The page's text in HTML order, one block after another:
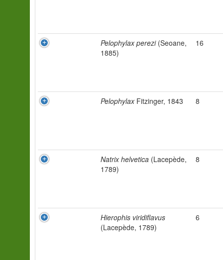
Pelophylax perezi(Seoane,
1885)
16
PelophylaxFitzinger, 1843 8
Natrix helvetica (Lacepède,
1789)
8
Hierophis viridiflavus
(Lacepède, 1789)
6